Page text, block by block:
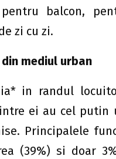
balcon,
zi cu zi.
mediul urban
in randul
ei au cel putin
Principalele
(39%) si doar